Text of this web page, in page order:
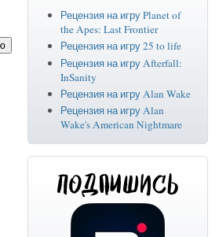
Рецензия на игру Planet of
the Apes: Last Frontier
Рецензия на игру 25 to life
Рецензия на игру Afterfall:
InSanity
Рецензия на игру Alan Wake
Рецензия на игру Alan
Wake's American Nightmare